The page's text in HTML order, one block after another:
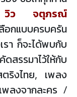
วิว จตุภรณ์
อกแบบครบครัน
า ก็จะได้พบกับ
สรรมาไว้ให้กับ
ตริงไทย, เพลง
ลงจากละคร /